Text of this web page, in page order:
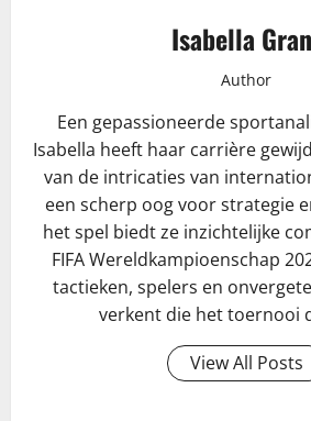
Isabella
Author
Een gepassioneerde
Isabella heeft haar carrière
van de intricaties van
een scherp oog voor strategie
het spel biedt ze inzichtelijke
FIFA Wereldkampioenschap
tactieken, spelers en
verkent die het toernooi
View All Posts